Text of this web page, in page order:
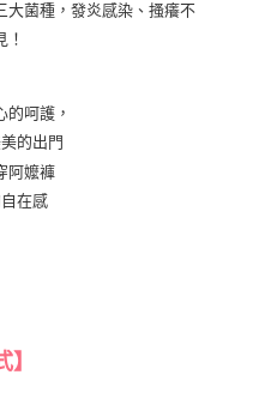
大菌種，發炎感染、搔癢不
！
的呵護，
的出門
阿嬤褲
在感
】